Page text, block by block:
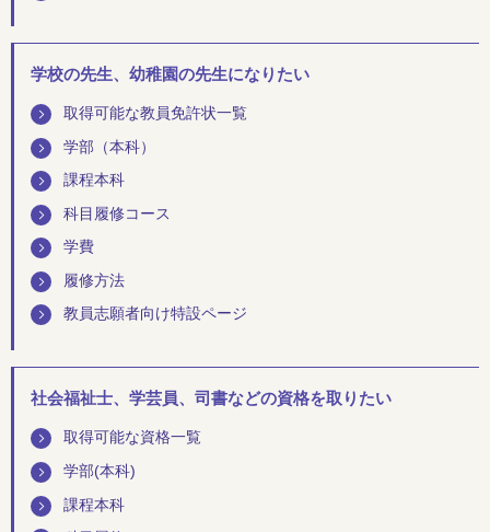
学校の先生、幼稚園の先生になりたい
取得可能な教員免許状一覧
学部（本科）
課程本科
科目履修コース
学費
履修方法
教員志願者向け特設ページ
社会福祉士、学芸員、司書などの資格を取りたい
取得可能な資格一覧
学部(本科)
課程本科